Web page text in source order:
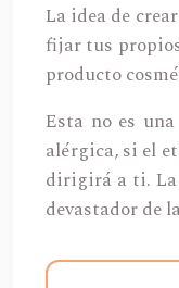
La idea de
fijar tus
producto
Esta no es
alérgica, si el
dirigirá a ti. La
devastador de